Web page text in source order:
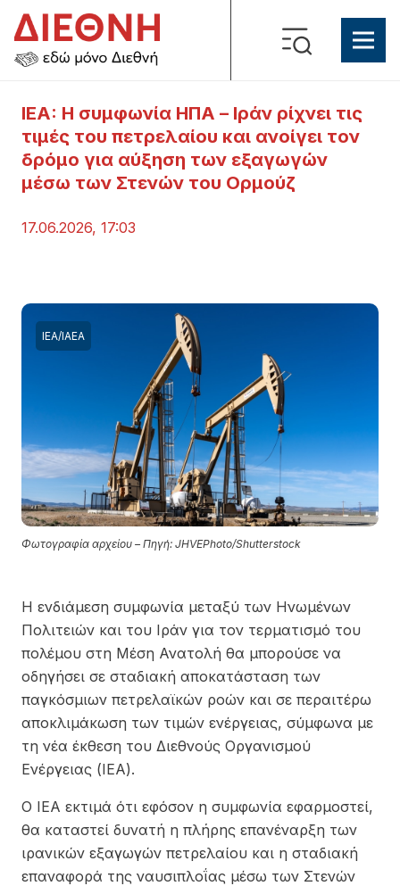
IEA: Η συμφωνία ΗΠΑ – Ιράν ρίχνει τις
τιμές του πετρελαίου και ανοίγει τον
δρόμο για αύξηση των εξαγωγών
μέσω των Στενών του Ορμούζ
17.06.2026, 17:03
Φωτογραφία αρχείου – Πηγή: JHVEPhoto/Shutterstock
ΙΕΑ/ΙΑΕΑ
Η ενδιάμεση συμφωνία μεταξύ των Ηνωμένων
Πολιτειών και του Ιράν για τον τερματισμό του
πολέμου στη Μέση Ανατολή θα μπορούσε να
οδηγήσει σε σταδιακή αποκατάσταση των
παγκόσμιων πετρελαϊκών ροών και σε περαιτέρω
αποκλιμάκωση των τιμών ενέργειας, σύμφωνα με
τη νέα έκθεση του Διεθνούς Οργανισμού
Ενέργειας (IEA).
Ο IEA εκτιμά ότι εφόσον η συμφωνία εφαρμοστεί,
θα καταστεί δυνατή η πλήρης επανέναρξη των
ιρανικών εξαγωγών πετρελαίου και η σταδιακή
επαναφορά της ναυσιπλοΐας μέσω των Στενών